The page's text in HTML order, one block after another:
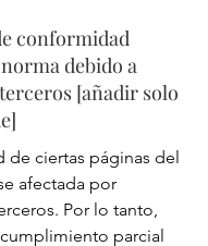
conformidad
debido a
[añadir solo
de ciertas páginas del
afectada por
Por lo tanto,
parcial